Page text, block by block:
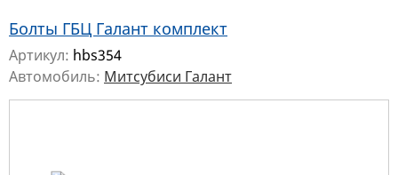
Болты ГБЦ Галант комплект
Артикул: hbs354
Автомобиль: Митсубиси Галант